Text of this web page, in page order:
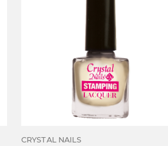
CRYSTAL NAILS